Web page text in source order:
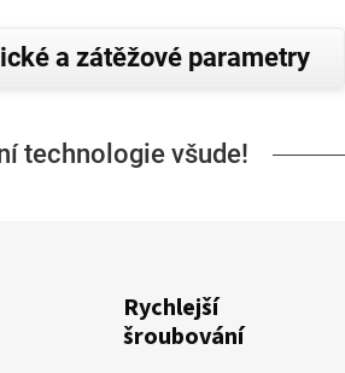
a zátěžové parametry
technologie všude!
Rychlejší
šroubování